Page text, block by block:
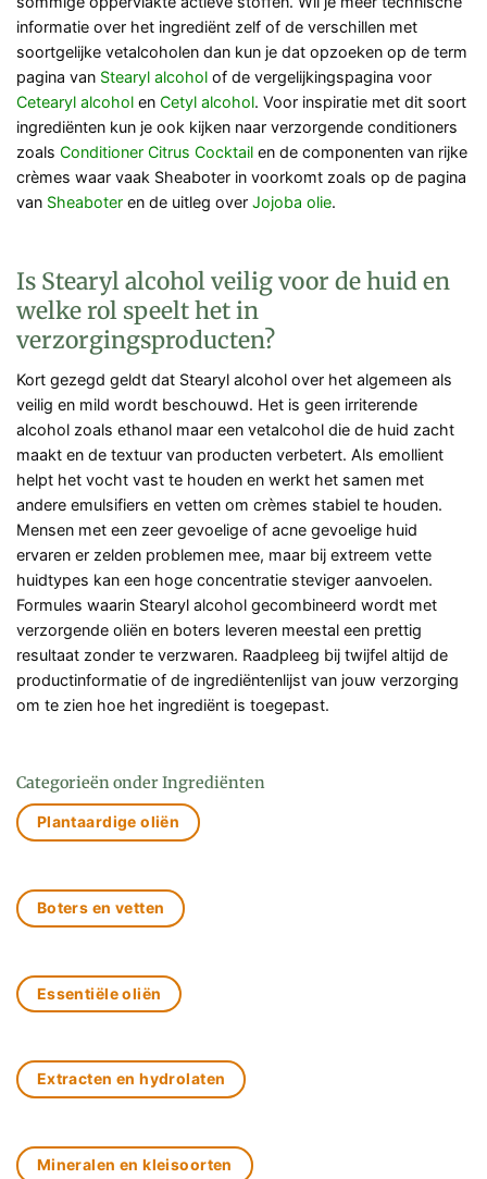
informatie over het ingrediënt zelf of de verschillen met
soortgelijke vetalcoholen dan kun je dat opzoeken op de term
pagina van Stearyl alcohol of de vergelijkingspagina voor
Cetearyl alcohol en Cetyl alcohol. Voor inspiratie met dit soort
ingrediënten kun je ook kijken naar verzorgende conditioners
zoals Conditioner Citrus Cocktail en de componenten van rijke
crèmes waar vaak Sheaboter in voorkomt zoals op de pagina
van Sheaboter en de uitleg over Jojoba olie.
Is Stearyl alcohol veilig voor de huid en
welke rol speelt het in
verzorgingsproducten?
Kort gezegd geldt dat Stearyl alcohol over het algemeen als
veilig en mild wordt beschouwd. Het is geen irriterende
alcohol zoals ethanol maar een vetalcohol die de huid zacht
maakt en de textuur van producten verbetert. Als emollient
helpt het vocht vast te houden en werkt het samen met
andere emulsifiers en vetten om crèmes stabiel te houden.
Mensen met een zeer gevoelige of acne gevoelige huid
ervaren er zelden problemen mee, maar bij extreem vette
huidtypes kan een hoge concentratie steviger aanvoelen.
Formules waarin Stearyl alcohol gecombineerd wordt met
verzorgende oliën en boters leveren meestal een prettig
resultaat zonder te verzwaren. Raadpleeg bij twijfel altijd de
productinformatie of de ingrediëntenlijst van jouw verzorging
om te zien hoe het ingrediënt is toegepast.
Categorieën onder Ingrediënten
Plantaardige oliën
Boters en vetten
Essentiële oliën
Extracten en hydrolaten
Mineralen en kleisoorten